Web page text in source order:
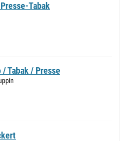
Tabak
Tabak / Presse